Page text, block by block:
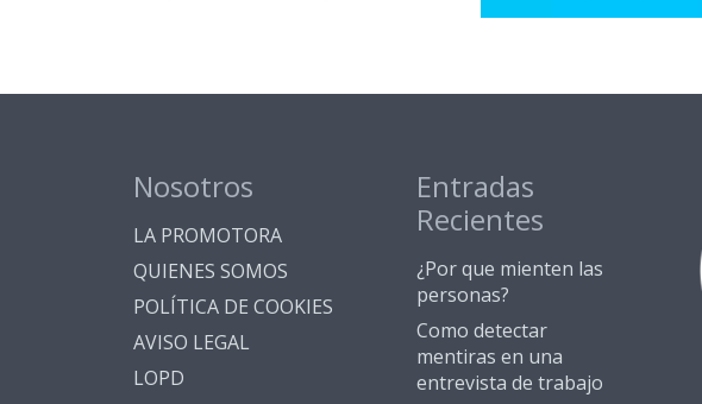
Nosotros
LA PROMOTORA
QUIENES SOMOS
POLÍTICA DE COOKIES
AVISO LEGAL
LOPD
Entradas
Recientes
¿Por que mienten las
personas?
Como detectar
mentiras en una
entrevista de trabajo